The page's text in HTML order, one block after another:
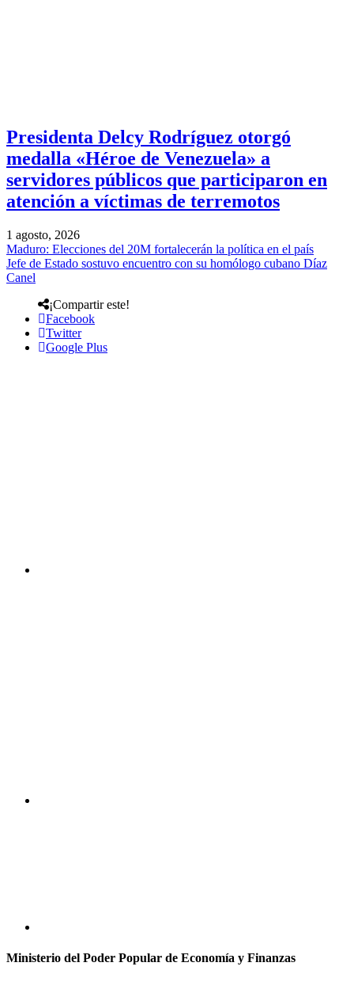
Presidenta Delcy Rodríguez otorgó
medalla «Héroe de Venezuela» a
servidores públicos que participaron en
atención a víctimas de terremotos
1 agosto, 2026
Maduro: Elecciones del 20M fortalecerán la política en el país
Jefe de Estado sostuvo encuentro con su homólogo cubano Díaz
Canel
¡Compartir este!
Facebook
Twitter
Google Plus
Ministerio del Poder Popular de Economía y Finanzas